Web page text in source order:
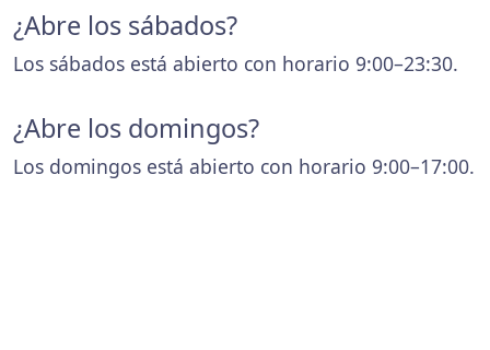
¿Abre los sábados?
Los sábados está abierto con horario 9:00–23:30.
¿Abre los domingos?
Los domingos está abierto con horario 9:00–17:00.